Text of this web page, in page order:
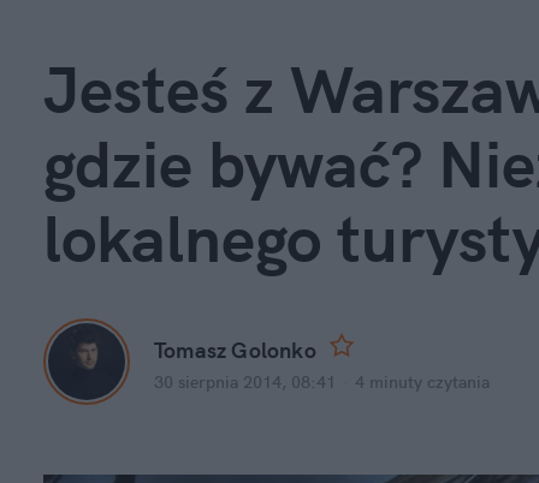
Jesteś z
gdzie bywać?
lokalnego
Tomasz Golonko
30 sierpnia 2014, 08:41 4 minuty czytania